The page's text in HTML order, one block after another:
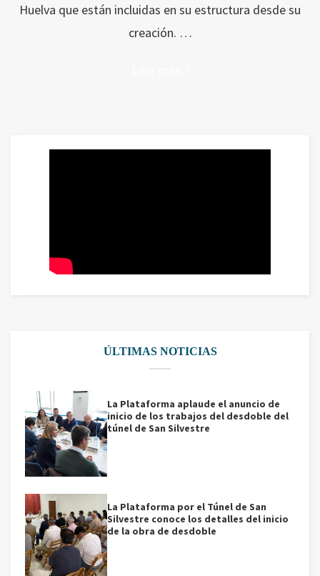
Huelva que están incluidas en su estructura desde su
creación. …
ÚLTIMAS NOTICIAS
La Plataforma aplaude el anuncio de
inicio de los trabajos del desdoble del
túnel de San Silvestre
La Plataforma por el Túnel de San
Silvestre conoce los detalles del inicio
de la obra de desdoble